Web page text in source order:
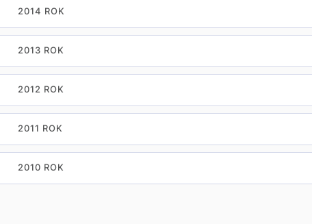
2014 ROK
2013 ROK
2012 ROK
2011 ROK
2010 ROK